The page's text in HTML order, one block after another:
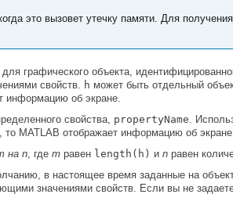
это вызовет утечку памяти. Для
графического объекта,
свойств. h может быть отдельный
информацию об экране.
свойства, propertyName.
MATLAB отображает информацию об
на n, где m равен length(h) и n равен
в настоящее время заданные на
значениями свойств. Если вы не